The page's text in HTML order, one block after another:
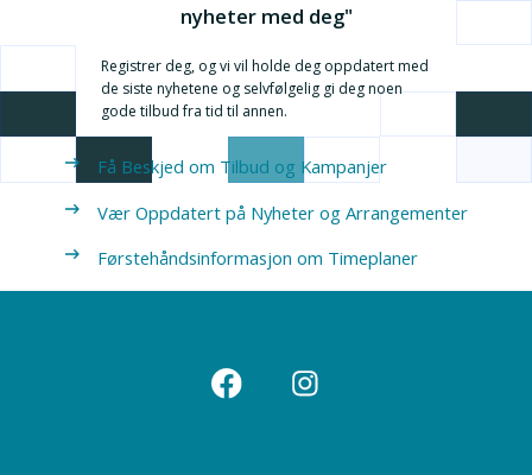
nyheter med deg"
Registrer deg, og vi vil holde deg oppdatert med
de siste nyhetene og selvfølgelig gi deg noen
gode tilbud fra tid til annen.
Få Beskjed om Tilbud og Kampanjer
Vær Oppdatert på Nyheter og Arrangementer
Førstehåndsinformasjon om Timeplaner